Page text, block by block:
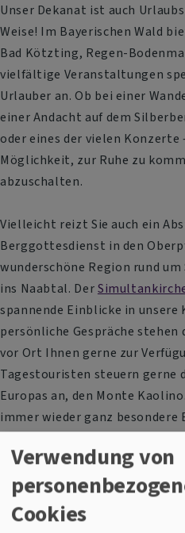
Unser Dekanat ist auch
Weise! Im Bayerischen Wald
Bad Kötzting, Regen-
vielfältige Veranstaltungen
Urlauber an. Ob bei einer
einer Andacht auf dem
oder eines der vielen Konzerte
Möglichkeit, zur Ruhe zu
abzuschalten.
Vielleicht reizt Sie auch ein
Berggottesdienst in den
wunderschöne Region rund
ins Naabtal. Der
spannende Einblicke in unsere
persönliche Gespräche
vor Ort Ihnen gerne zur
Tagestouristen steuern gerne
Europas an, den Monte
immer wieder ganz
Ansprechpersonen:
Pfarrerin Tamara Stampka
in der Region Cham/
Verwendung von
Cookies